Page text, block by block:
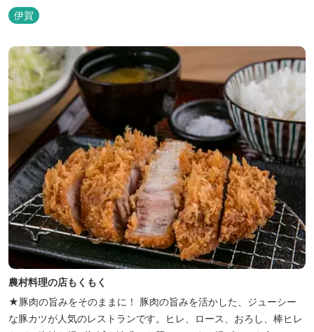
いかだ池など、「自然や農業」を身近に感じて楽しんでいただける
遊び場もあります。 園内では、ミニブタくんたちのショーを見た
農体験プログラムに参加したり...
伊賀
農村料理の店もくもく
★豚肉の旨みをそのままに！ 豚肉の旨みを活かした、ジューシー
な豚カツが人気のレストランです。ヒレ、ロース、おろし、棒ヒレ